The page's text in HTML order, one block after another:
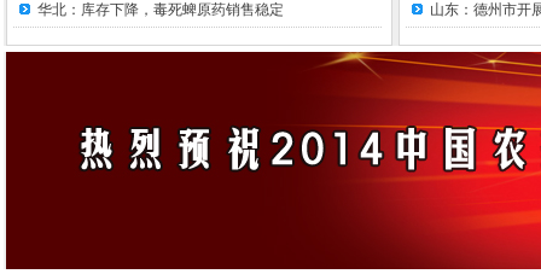
华北：库存下降，毒死蜱原药销售稳定
山东：德州市开